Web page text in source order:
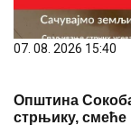
07. 08. 2026 15:40
Општина
стрњику, смеће